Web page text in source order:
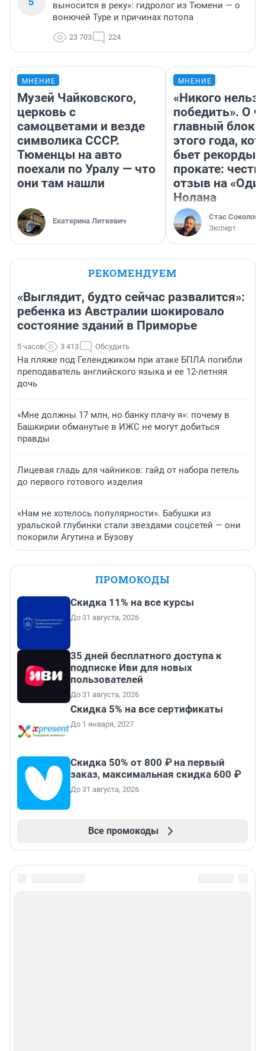
выносится в реку»: гидролог из Тюмени — о
вонючей Туре и причинах потопа
23 703 224
МНЕНИЕ
Музей Чайковского,
церковь с
самоцветами и везде
символика СССР.
Тюменцы на авто
поехали по Уралу — что
они там нашли
Екатерина Литкевич
МНЕНИЕ
«Никого нельзя
победить». О
главный
этого года,
бьет рекорды в
прокате:
отзыв на
Нолана
Стас Соколов
Эксперт
РЕКОМЕНДУЕМ
«Выглядит, будто сейчас развалится»:
ребенка из Австралии шокировало
состояние зданий в Приморье
5 часов 3 413 Обсудить
На пляже под Геленджиком при атаке БПЛА погибли
преподаватель английского языка и ее 12-летняя
дочь
«Мне должны 17 млн, но банку плачу я»: почему в
Башкирии обманутые в ИЖС не могут добиться
правды
Лицевая гладь для чайников: гайд от набора петель
до первого готового изделия
«Нам не хотелось популярности». Бабушки из
уральской глубинки стали звездами соцсетей — они
покорили Агутина и Бузову
ПРОМОКОДЫ
Скидка 11% на все курсы
До 31 августа, 2026
35 дней бесплатного доступа к
подписке Иви для новых
пользователей
До 31 августа, 2026
Скидка 5% на все сертификаты
До 1 января, 2027
Скидка 50% от 800 ₽ на первый
заказ, максимальная скидка 600 ₽
До 31 августа, 2026
Все промокоды